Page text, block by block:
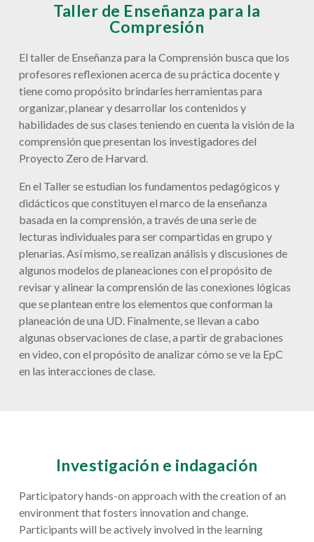
Taller de Enseñanza para la
Compresión
El taller de Enseñanza para la Comprensión busca que los
profesores reflexionen acerca de su práctica docente y
tiene como propósito brindarles herramientas para
organizar, planear y desarrollar los contenidos y
habilidades de sus clases teniendo en cuenta la visión de la
comprensión que presentan los investigadores del
Proyecto Zero de Harvard.
En el Taller se estudian los fundamentos pedagógicos y
didácticos que constituyen el marco de la enseñanza
basada en la comprensión, a través de una serie de
lecturas individuales para ser compartidas en grupo y
plenarias. Así mismo, se realizan análisis y discusiones de
algunos modelos de planeaciones con el propósito de
revisar y alinear la comprensión de las conexiones lógicas
que se plantean entre los elementos que conforman la
planeación de una UD. Finalmente, se llevan a cabo
algunas observaciones de clase, a partir de grabaciones
en video, con el propósito de analizar cómo se ve la EpC
en las interacciones de clase.
Investigación e indagación
Participatory hands-on approach with the creation of an
environment that fosters innovation and change.
Participants will be actively involved in the learning